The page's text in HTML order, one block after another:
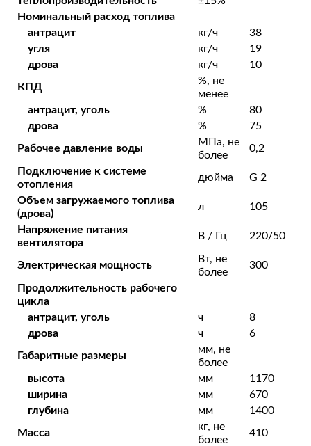
Номинальный расход топлива
антрацит
кг/ч
38
угля
кг/ч
19
дрова
кг/ч
10
КПД
%, не
менее
антрацит, уголь
%
80
дрова
%
75
Рабочее давление воды
МПа, не
более
0,2
Подключение к системе
отопления
дюйма G 2
Объем загружаемого топлива
(дрова)
л 105
Напряжение питания
вентилятора
В / Гц 220/50
Электрическая мощность
Вт, не
более
300
Продолжительность рабочего
цикла
антрацит, уголь
ч
8
дрова
ч
6
Габаритные размеры
мм, не
более
высота
мм
1170
ширина
мм
670
глубина
мм
1400
Масса
кг, не
более
410